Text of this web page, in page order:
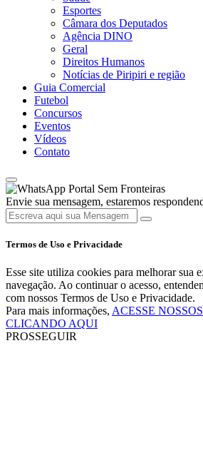
Esportes
Câmara dos Deputados
Agência DINO
Geral
Direitos Humanos
Notícias de Piripiri e região
Guia Comercial
Futebol
Concursos
Eventos
Vídeos
Contato
Portal Sem Fronteiras
Envie sua mensagem, estaremos
Termos de Uso e Privacidade
Esse site utiliza cookies para melhorar sua
navegação. Ao continuar o acesso,
com nossos Termos de Uso e Privacidade.
Para mais informações, ACESSE
CLICANDO AQUI
PROSSEGUIR